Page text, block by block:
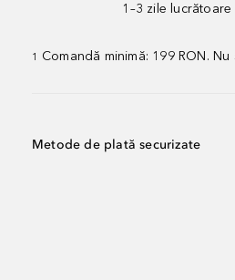
1–3 zile lucrătoare
1 Comandă minimă: 199 RON.
Metode de plată securizate